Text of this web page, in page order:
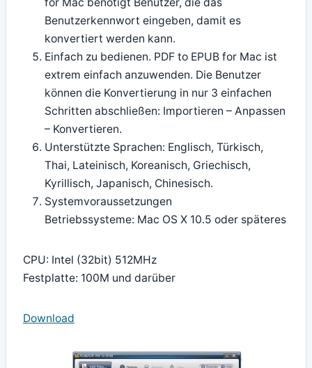
Benutzerkennwort eingeben, damit es
konvertiert werden kann.
Einfach zu bedienen. PDF to EPUB for Mac ist
extrem einfach anzuwenden. Die Benutzer
können die Konvertierung in nur 3 einfachen
Schritten abschließen: Importieren – Anpassen
– Konvertieren.
Unterstützte Sprachen: Englisch, Türkisch,
Thai, Lateinisch, Koreanisch, Griechisch,
Kyrillisch, Japanisch, Chinesisch.
Systemvoraussetzungen
Betriebssysteme: Mac OS X 10.5 oder späteres
CPU: Intel (32bit) 512MHz
Festplatte: 100M und darüber
Download